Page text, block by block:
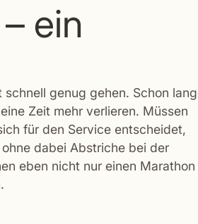
ein
genug gehen. Schon
Zeit mehr verlieren. Müssen
für den Service entscheidet,
dabei Abstriche bei der
eben nicht nur einen Marathon